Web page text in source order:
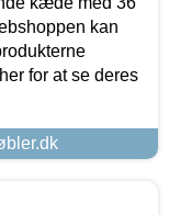
kan
for at se deres